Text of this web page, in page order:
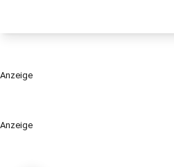
Anzeige
Anzeige